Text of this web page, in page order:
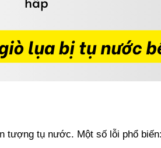
tượng tụ nước. Một số lỗi phổ biến: